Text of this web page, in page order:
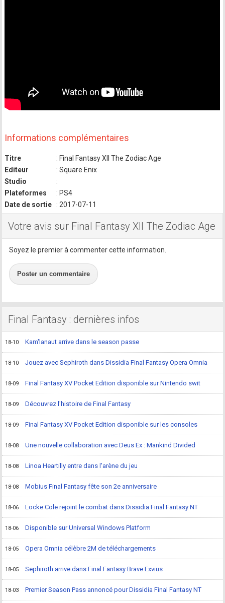
Informations complémentaires
Titre
: Final Fantasy XII The Zodiac Age
Editeur
: Square Enix
Studio
:
Plateformes
: PS4
Date de sortie
: 2017-07-11
Votre avis sur Final Fantasy XII The Zodiac Age
Soyez le premier à commenter cette information.
Poster un commentaire
Final Fantasy : dernières infos
18-10 Kam'lanaut arrive dans le season passe
18-10 Jouez avec Sephiroth dans Dissidia Final Fantasy Opera Omnia
18-09 Final Fantasy XV Pocket Edition disponible sur Nintendo swit
18-09 Découvrez l'histoire de Final Fantasy
18-09 Final Fantasy XV Pocket Edition disponible sur les consoles
18-08 Une nouvelle collaboration avec Deus Ex : Mankind Divided
18-08 Linoa Heartilly entre dans l'arène du jeu
18-08 Mobius Final Fantasy fête son 2e anniversaire
18-06 Locke Cole rejoint le combat dans Dissidia Final Fantasy NT
18-06 Disponible sur Universal Windows Platform
18-05 Opera Omnia célèbre 2M de téléchargements
18-05 Sephiroth arrive dans Final Fantasy Brave Exvius
18-03 Premier Season Pass annoncé pour Dissidia Final Fantasy NT